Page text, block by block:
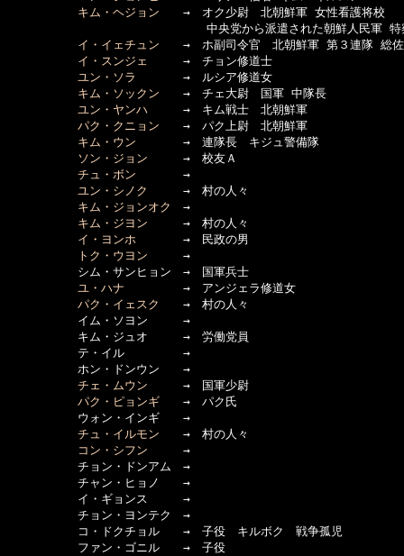
キム・ヘジョン →　オク少尉　北朝鮮軍 女性看護将校
中央党から派遣された朝鮮人民軍 特察
イ・イェチュン →　ホ副司令官　北朝鮮軍 第３連隊 総佐
イ・スンジェ →　チョン修道士
ユン・ソラ
→　ルシア修道女
キム・ソックン →　チェ大尉　国軍 中隊長
ユン・ヤンハ →　キム戦士　北朝鮮軍
パク・クニョン →　パク上尉　北朝鮮軍
キム・ウン →　連隊長　キジュ警備隊
ソン・ジョン →　校友Ａ
チュ・ボン →
ユン・シノク
→　村の人々
キム・ジョンオク
→
キム・ジヨン →　村の人々
イ・ヨンホ →　民政の男
トク・ウヨン →
シム・サンヒョン　→　国軍兵士
ユ・ハナ →　アンジェラ修道女
パク・イェスク
→　村の人々
イム・ソヨン　　　→
キム・ジュオ　　　→　労働党員
テ・イル　　　　　→
ホン・ドンウン　　→
チェ・ムウン →　国軍少尉
パク・ピョンギ →　パク氏
ウォン・インギ　　→
チュ・イルモン →　村の人々
コン・シフン →
チョン・ドンアム　→
チャン・ヒョノ　　→
イ・ギョンス　　　→
チョン・ヨンテク　→
コ・ドクチョル　　→　子役　キルボク　戦争孤児
ファン・ゴニル　　→　子役